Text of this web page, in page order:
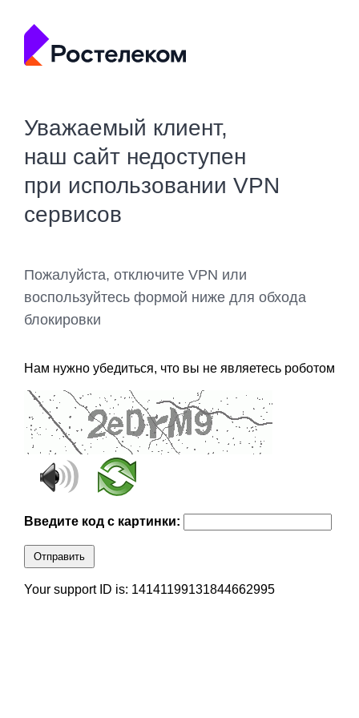
Уважаемый клиент,
наш сайт недоступен
при использовании VPN
сервисов
Пожалуйста, отключите VPN или
воспользуйтесь формой ниже для обхода
блокировки
Нам нужно убедиться, что вы не являетесь роботом
Введите код с картинки:
Отправить
Your support ID is: 14141199131844662995